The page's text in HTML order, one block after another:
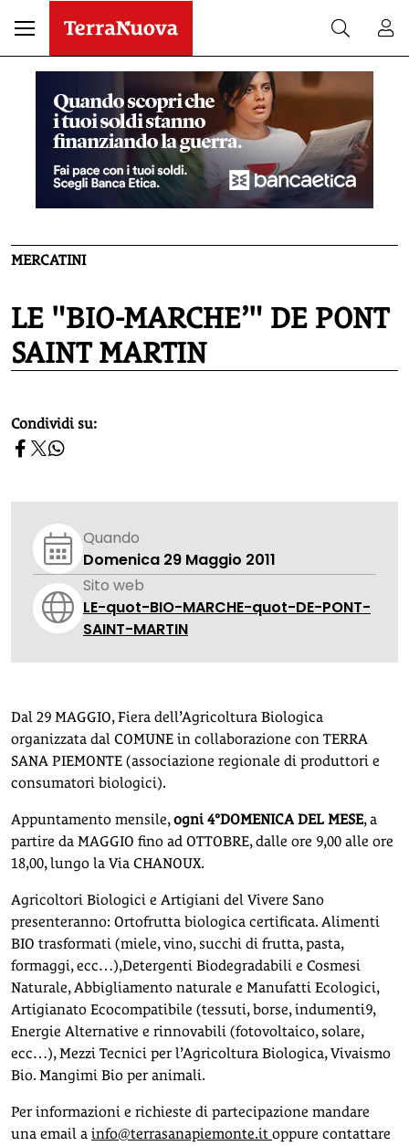
MERCATINI
LE "BIO-MARCHE’" DE PONT
SAINT MARTIN
homepage h2
Condividi su:
Quando
Domenica 29 Maggio 2011
Sito web
LE-quot-BIO-MARCHE-quot-DE-PONT-
SAINT-MARTIN
Dal 29 MAGGIO, Fiera dell’Agricoltura Biologica
organizzata dal COMUNE in collaborazione con TERRA
SANA PIEMONTE (associazione regionale di produttori e
consumatori biologici).
Appuntamento mensile,ogni 4°DOMENICA DEL MESE, a
partire da MAGGIO fino ad OTTOBRE, dalle ore 9,00 alle ore
18,00, lungo la Via CHANOUX.
Agricoltori Biologici e Artigiani del Vivere Sano
presenteranno: Ortofrutta biologica certificata. Alimenti
BIO trasformati (miele, vino, succhi di frutta, pasta,
formaggi, ecc…),Detergenti Biodegradabili e Cosmesi
Naturale, Abbigliamento naturale e Manufatti Ecologici,
Artigianato Ecocompatibile (tessuti, borse, indumenti9,
Energie Alternative e rinnovabili (fotovoltaico, solare,
ecc…), Mezzi Tecnici per l’Agricoltura Biologica, Vivaismo
Bio. Mangimi Bio per animali.
Per informazioni e richieste di partecipazione mandare
una email a info@terrasanapiemonte.it oppure contattare